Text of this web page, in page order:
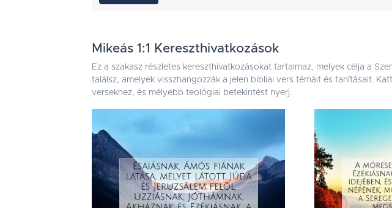
Mikeás 1:1 Kereszthivatkozások
Ez a szakasz részletes kereszthivatkozásokat tartalmaz, melyek célja a
találsz, amelyek visszhangozzák a jelen bibliai vers témáit és tanításait.
versekhez, és mélyebb teológiai betekintést nyerj.